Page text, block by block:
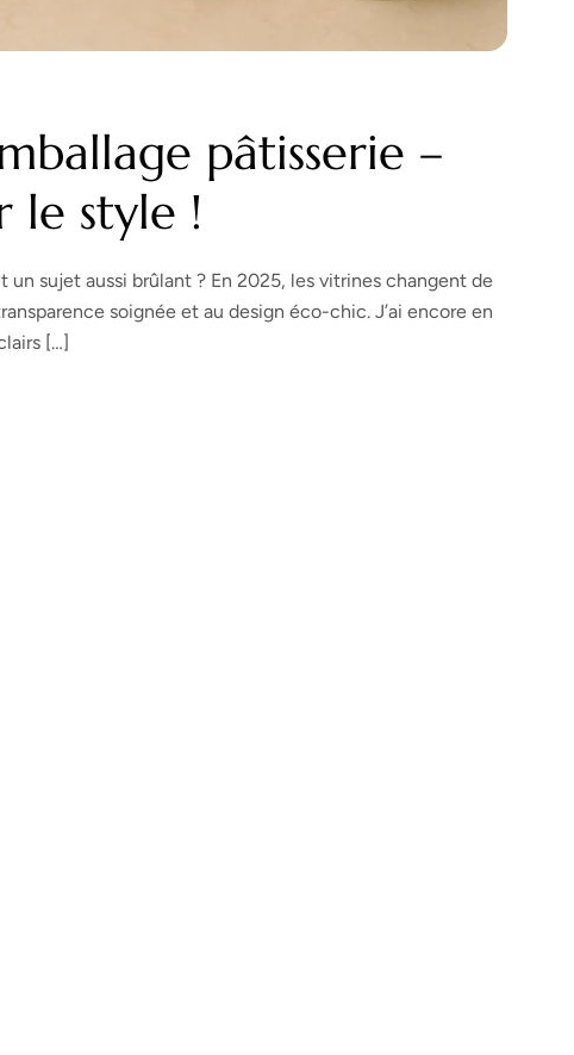
pâtisserie –
le style !
sujet aussi brûlant ? En 2025, les vitrines changent de
soignée et au design éco-chic. J’ai encore en
[…]